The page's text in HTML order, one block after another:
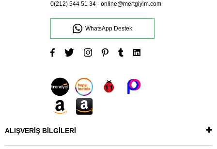
0(212) 544 51 34 - online@mertgiyim.com
WhatsApp Destek
ALIŞVERİŞ BİLGİLERİ